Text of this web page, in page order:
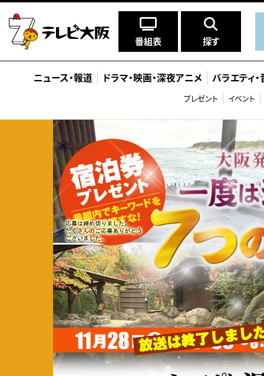
番組表 探す
ニュース・報道 ドラマ・映画・深夜アニメ バラエティ・
プレゼント イベント